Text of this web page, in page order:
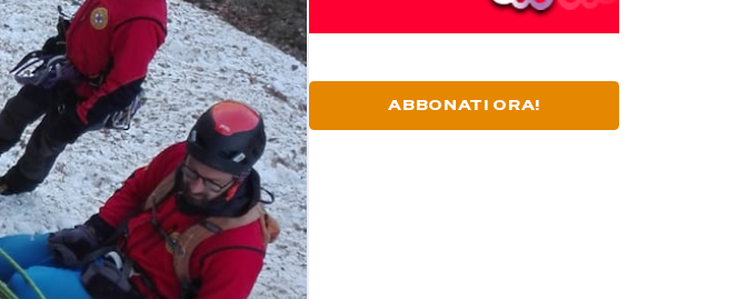
ABBONATI ORA!